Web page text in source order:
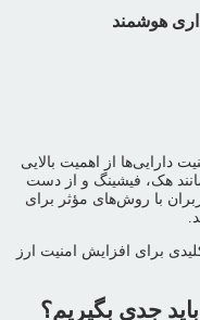
هوشمند
دارایی‌ها از اهمیت بالایی
هک، فیشینگ و از دست
با روش‌های مؤثر برای
برای افزایش امنیت ارز
جدی بگیریم؟